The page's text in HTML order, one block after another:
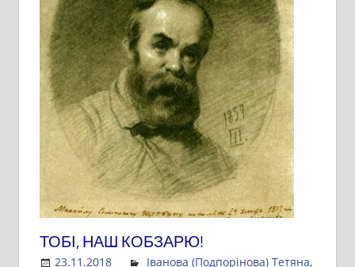
ТОБІ, НАШ КОБЗАРЮ!
23.11.2018 Admin
Іванова (Подпорінова) Тетяна,